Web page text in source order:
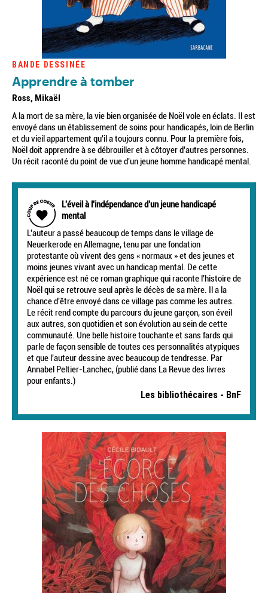
BANDE DESSINÉE
Apprendre à tomber
Ross, Mikaël
A la mort de sa mère, la vie bien organisée de Noël vole en éclats. Il est
envoyé dans un établissement de soins pour handicapés, loin de Berlin
et du vieil appartement qu'il a toujours connu. Pour la première fois,
Noël doit apprendre à se débrouiller et à côtoyer d'autres personnes.
Un récit raconté du point de vue d'un jeune homme handicapé mental.
L'éveil à l'indépendance d'un jeune handicapé
mental
L'auteur a passé beaucoup de temps dans le village de
Neuerkerode en Allemagne, tenu par une fondation
protestante où vivent des gens « normaux » et des jeunes et
moins jeunes vivant avec un handicap mental. De cette
expérience est né ce roman graphique qui raconte l'histoire de
Noël qui se retrouve seul après le décès de sa mère. Il a la
chance d'être envoyé dans ce village pas comme les autres.
Le récit rend compte du parcours du jeune garçon, son éveil
aux autres, son quotidien et son évolution au sein de cette
communauté. Une belle histoire touchante et sans fards qui
parle de façon sensible de toutes ces personnalités atypiques
et que l'auteur dessine avec beaucoup de tendresse. Par
Annabel Peltier-Lanchec, (publié dans La Revue des livres
pour enfants.)
Les bibliothécaires - BnF